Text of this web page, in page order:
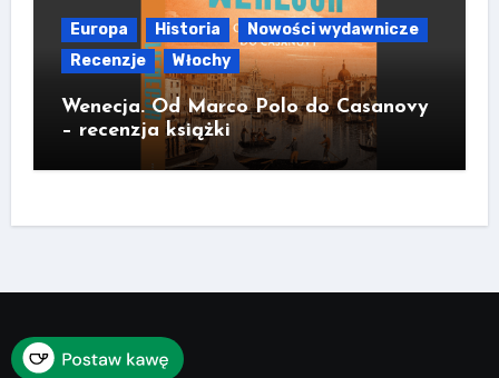
Europa Historia
Nowości wydawnicze
Recenzje
Włochy
Wenecja. Od Marco Polo do Casanovy
– recenzja książki